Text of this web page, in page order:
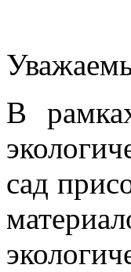
В
сад